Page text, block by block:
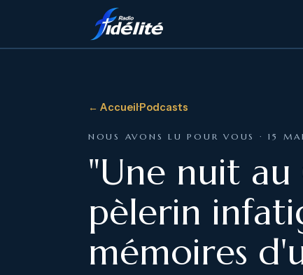
← Accueil·Podcasts
NOUS AVONS LU POUR VOUS · 15
"Une nuit au
pèlerin
mémoires